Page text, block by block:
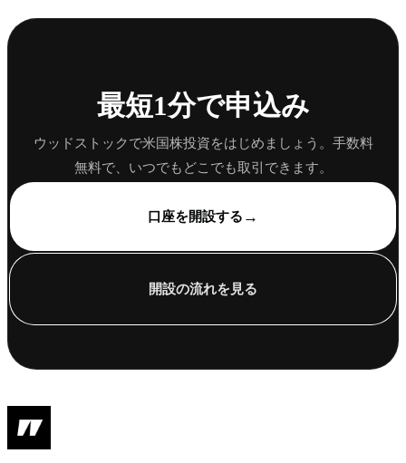
最短1分で申込み
ウッドストックで米国株投資をはじめましょう。手数料
無料で、いつでもどこでも取引できます。
口座を開設する →
開設の流れを見る